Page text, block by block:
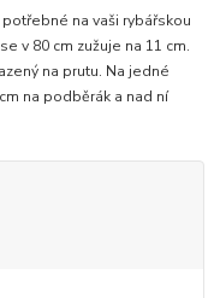
na vaši rybářskou
v 80 cm zužuje na 11 cm.
na prutu. Na jedné
na podběrák a nad ní